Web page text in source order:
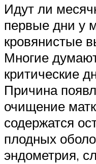
Идут ли
первые дни у
кровянистые
Многие
критические
Причина
очищение
содержатся
плодных
эндометрия,